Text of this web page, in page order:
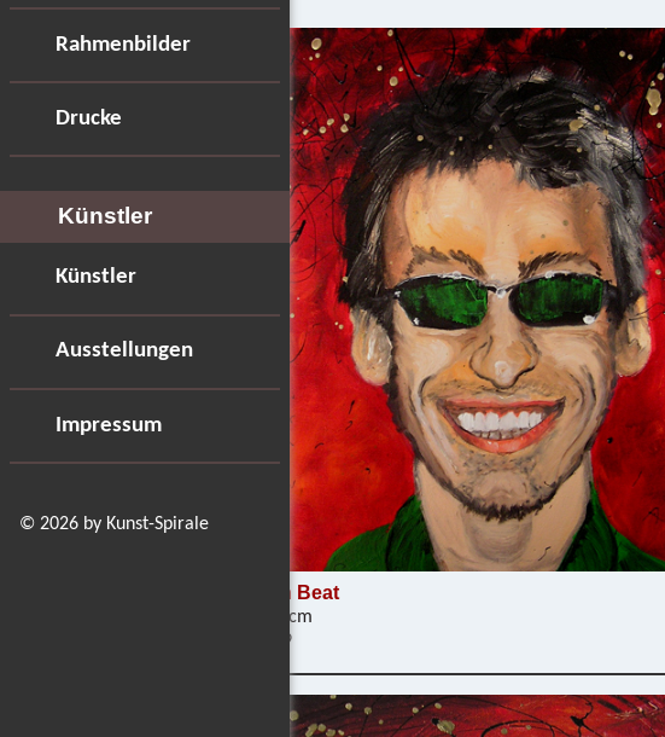
Rahmenbilder
Drucke
Künstler
Künstler
Ausstellungen
Impressum
© 2026 by Kunst-Spirale
Morton Beat
40 x 40 cm
03/2009